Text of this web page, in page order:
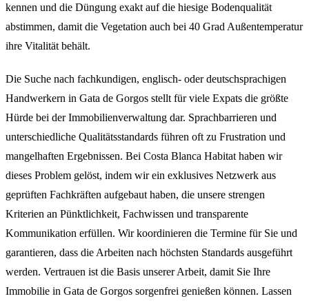
kennen und die Düngung exakt auf die hiesige Bodenqualität
abstimmen, damit die Vegetation auch bei 40 Grad Außentemperatur
ihre Vitalität behält.
Die Suche nach fachkundigen, englisch- oder deutschsprachigen
Handwerkern in Gata de Gorgos stellt für viele Expats die größte
Hürde bei der Immobilienverwaltung dar. Sprachbarrieren und
unterschiedliche Qualitätsstandards führen oft zu Frustration und
mangelhaften Ergebnissen. Bei Costa Blanca Habitat haben wir
dieses Problem gelöst, indem wir ein exklusives Netzwerk aus
geprüften Fachkräften aufgebaut haben, die unsere strengen
Kriterien an Pünktlichkeit, Fachwissen und transparente
Kommunikation erfüllen. Wir koordinieren die Termine für Sie und
garantieren, dass die Arbeiten nach höchsten Standards ausgeführt
werden. Vertrauen ist die Basis unserer Arbeit, damit Sie Ihre
Immobilie in Gata de Gorgos sorgenfrei genießen können. Lassen